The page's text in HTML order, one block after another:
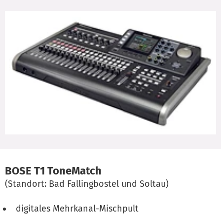
BOSE T1 ToneMatch
(Standort: Bad Fallingbostel und Soltau)
digitales Mehrkanal-Mischpult